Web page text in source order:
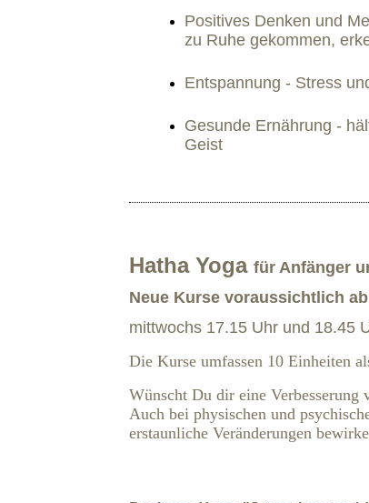
Positives Denken und
zu Ruhe gekommen,
Entspannung - Stress
Gesunde Ernährung -
Geist
Hatha Yoga für Anfänger
Neue Kurse voraussichtlich ab
mittwochs 17.15 Uhr und 18.45
Die Kurse umfassen 10 Einheiten
Wünscht Du dir eine
Auch bei physischen und
erstaunliche Veränderungen